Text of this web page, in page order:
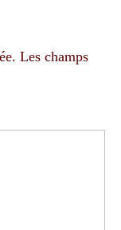
Les champs